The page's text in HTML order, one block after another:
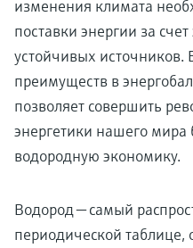
изменения климата
поставки энергии за
устойчивых
преимуществ в
позволяет совершить
энергетики нашего мира
водородную экономику.
Водород — самый
периодической таблице,